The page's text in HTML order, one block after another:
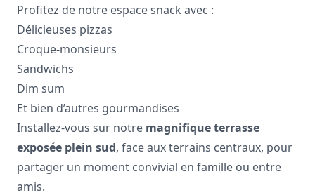
Profitez de notre espace snack avec :
Délicieuses pizzas
Croque-monsieurs
Sandwichs
Dim sum
Et bien d’autres gourmandises
Installez-vous sur notre magnifique terrasse
exposée plein sud, face aux terrains centraux, pour
partager un moment convivial en famille ou entre
amis.